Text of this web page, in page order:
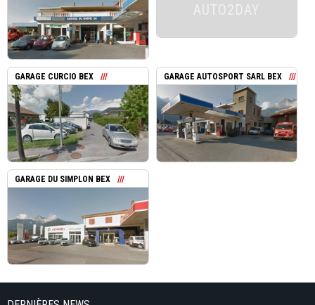
AUTO2DAY
GARAGE CURCIO BEX GARAGE AUTOSPORT SARL BEX
GARAGE DU SIMPLON BEX